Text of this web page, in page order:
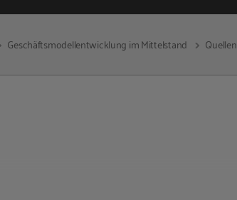
Geschäftsmodellentwicklung im Mittelstand Quellen